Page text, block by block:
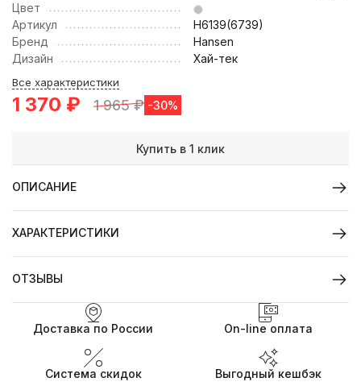
Цвет
Артикул
H6139(6739)
Бренд
Hansen
Дизайн
Хай-тек
Все характеристики
1 370 ₽ 1 965₽ -30%
Купить в 1 клик
ОПИСАНИЕ
ХАРАКТЕРИСТИКИ
ОТЗЫВЫ
Доставка по России On-line оплата
Система скидок Выгодный кешбэк